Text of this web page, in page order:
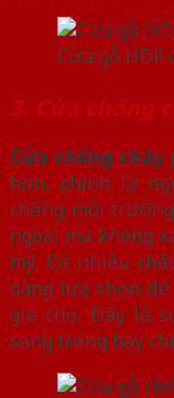
Cửa gỗ HDF
3. Cửa chống
Cửa chống cháy
hơn, chính là
chống môi
ngoài mà không
mỹ. Có nhiều
dàng lựa chọn
gia chủ. Đây là
sang trọng hay